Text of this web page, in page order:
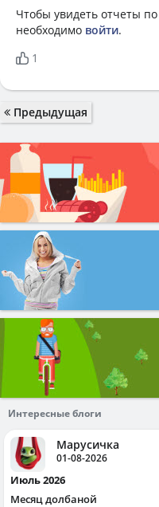
Чтобы увидеть отчеты
необходимо войти.
1
Предыдущая
Интересные блоги
Марусичка
01-08-2026
Июль 2026
Месяц долбаной